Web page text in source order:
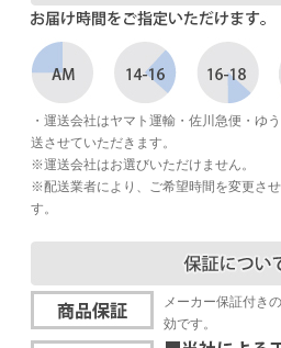
・運送会社はヤマト運輸・佐川急便・ゆ
送させていただきます。
※運送会社はお選びいただけません。
※配送業者により、ご希望時間を変更さ
す。
メーカー保証付き
効です。